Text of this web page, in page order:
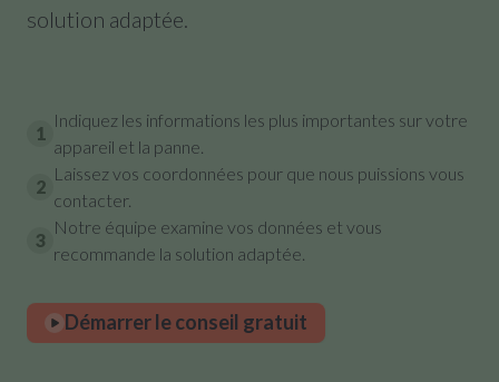
solution adaptée.
1
Indiquez les informations les plus importantes sur votre
appareil et la panne.
2
Laissez vos coordonnées pour que nous puissions vous
contacter.
3
Notre équipe examine vos données et vous
recommande la solution adaptée.
Démarrer le conseil gratuit